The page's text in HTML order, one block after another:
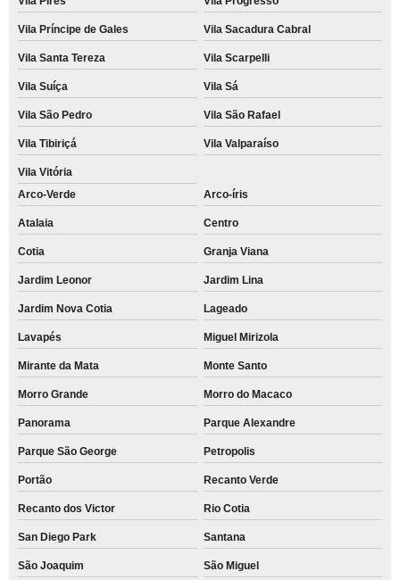
Vila Príncipe de Gales Vila Sacadura Cabral
Vila Santa Tereza Vila Scarpelli
Vila Suíça Vila Sá
Vila São Pedro Vila São Rafael
Vila Tibiriçá Vila Valparaíso
Vila Vitória
Arco-Verde
Arco-íris
Atalaia Centro
Cotia Granja Viana
Jardim Leonor Jardim Lina
Jardim Nova Cotia Lageado
Lavapés Miguel Mirizola
Mirante da Mata Monte Santo
Morro Grande Morro do Macaco
Panorama Parque Alexandre
Parque São George Petropolis
Portão Recanto Verde
Recanto dos Victor Rio Cotia
San Diego Park Santana
São Joaquim
São Miguel